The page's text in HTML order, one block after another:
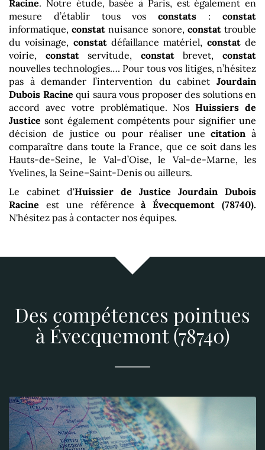
Racine. Notre étude, basée à Paris, est également en
mesure d’établir tous vosconstats :constat
informatique,constat nuisance sonore, constattrouble
du voisinage, constatdéfaillance matériel, constatde
voirie, constatservitude, constatbrevet,constat
nouvelles technologies…. Pour tous vos litiges, n’hésitez
pas à demander l’intervention du cabinet Jourdain
Dubois Racine qui saura vous proposer des solutions en
accord avec votre problématique. NosHuissiers de
Justice sont également compétents pour signifier une
décision de justice ou pour réaliser unecitation à
comparaître dans toute la France, que ce soit dans les
Hauts-de-Seine, le Val-d’Oise, le Val-de-Marne, les
Yvelines, la Seine–Saint-Denis ou ailleurs.
Le cabinet d'Huissier de Justice Jourdain Dubois
Racine est une référence à Évecquemont (78740).
N'hésitez pas à contacter nos équipes.
Des compétences pointues
à Évecquemont (78740)